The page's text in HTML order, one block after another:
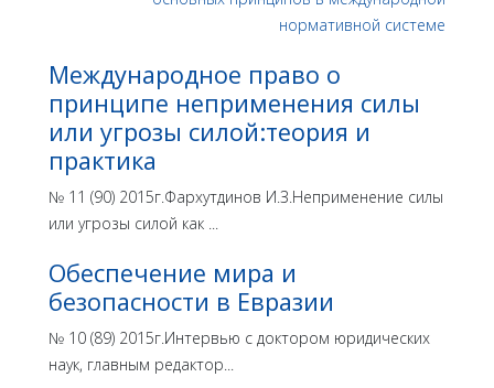
Международное право о
принципе неприменения силы
или угрозы силой:теория и
практика
№ 11 (90) 2015г.Фархутдинов И.З.Неприменение силы
или угрозы силой как ...
Обеспечение мира и
безопасности в Евразии
№ 10 (89) 2015г.Интервью с доктором юридических
наук, главным редактор...